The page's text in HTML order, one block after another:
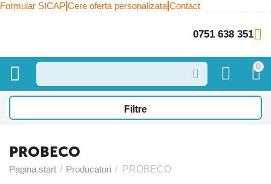
Formular SICAP Cere oferta personalizata Contact
0751 638 351
0
Filtre
PROBECO
Pagina start / Producatori / PROBECO